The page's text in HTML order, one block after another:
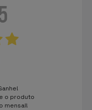
o produto
mensal!